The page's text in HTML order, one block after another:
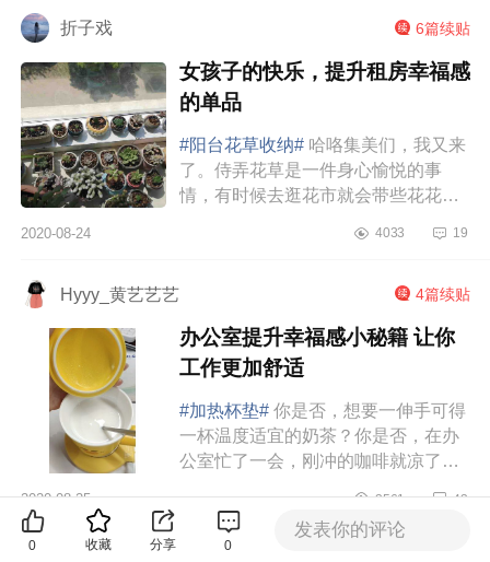
折子戏 6篇续贴
女孩子的快乐，提升租房幸福感
的单品
#阳台花草收纳# 哈咯集美们，我又来
了。侍弄花草是一件身心愉悦的事
情，有时候去逛花市就会带些花花草
我们头疼的问题了，就是我们阳台的
2020-08-24 4033 19
Hyyy_黄艺艺艺 4篇续贴
办公室提升幸福感小秘籍 让你
工作更加舒适
#加热杯垫# 你是否，想要一伸手可得
一杯温度适宜的奶茶？你是否，在办
公室忙了一会，刚冲的咖啡就凉了？
不知道什么时候可以喝的上？其实，
关于喝水这...
2020-08-25 3561 43
0 收藏 分享 0
发表你的评论